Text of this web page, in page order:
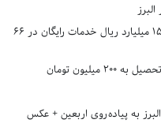
رکوردزنی در عدالت درمانی البرز؛ ارائه ۱۵۳ میلیارد ریال خدمات رایگان در ۶۶
تومان
به پیاده‌روی اربعین + عکس